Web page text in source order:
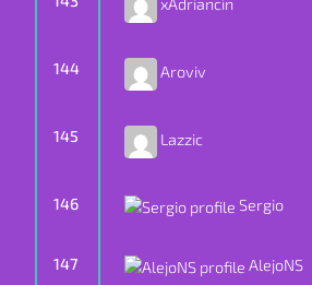
xAdriancin
144 Aroviv
145 Lazzic
146 Sergio
147 AlejoNS